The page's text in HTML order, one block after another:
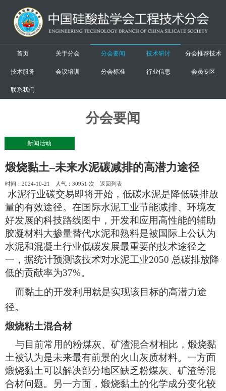
首页 关于分会 分会要闻 技术研讨 分会推荐技术
技术服务 会议培训 分会标准 行业信息 会员专区
联系我们
分会要闻
新闻活动
煅烧黏土–未来水泥碳减排的高潜力途径
时间：2024-10-21 人气： 30951 次 返回列表
水泥行业碳交易即将开始，低碳水泥是降低碳排放
量的有效途径。在国际水泥工业节能减排、环境友
好发展的科技路线图中，开发和应用高性能的辅助
胶凝材料大掺量替代水泥和熟料是被国际上公认为
水泥和混凝土行业低碳发展最重要的技术途径之
一，据统计预测该技术对水泥工业2050 总碳排放降
低的贡献率为37%。
而黏土的开发利用就是实现该目标的高潜力途
径。
煅烧粘土混合材
与目前常用的粉煤灰、矿渣混合材相比，煅烧黏
土被认为是未来最有前景的火山灰质材料。一方面
煅烧黏土可以解决部分地区缺乏粉煤灰、矿渣等混
合材问题。另一方面，煅烧黏土的化学成分变化较